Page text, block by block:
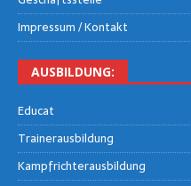
Impres­sum / Kontakt
AUS­BIL­DUNG:
Edu­cat
Trai­ner­aus­bil­dung
Kampf­rich­ter­aus­bil­dung